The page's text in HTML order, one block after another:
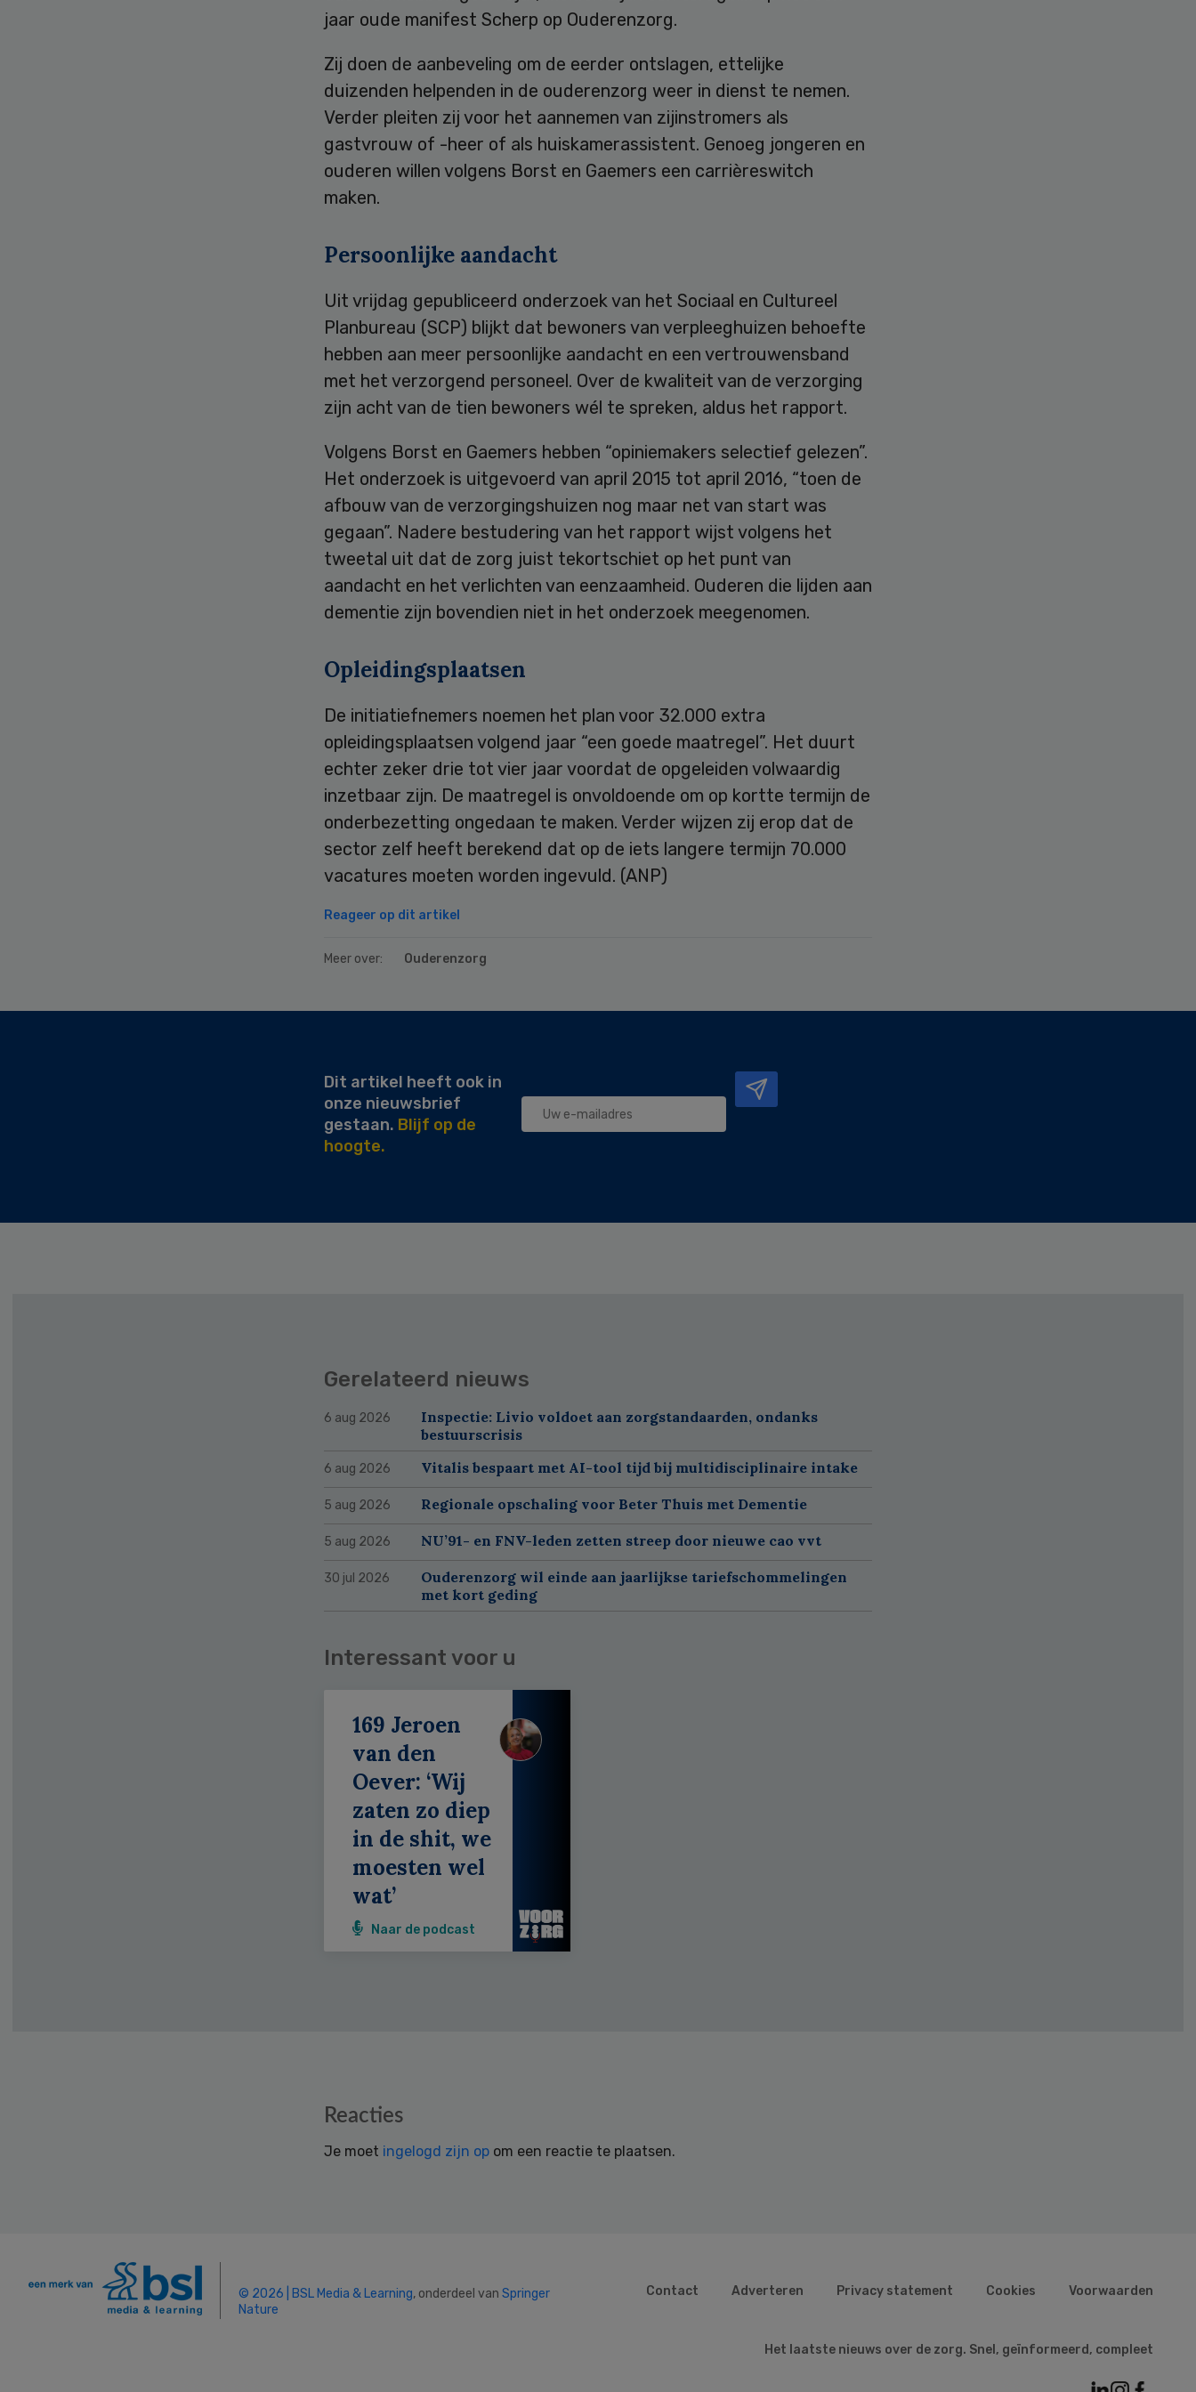
jaar oude manifest Scherp op Ouderenzorg.
Zij doen de aanbeveling om de eerder ontslagen, ettelijke
duizenden helpenden in de ouderenzorg weer in dienst te nemen.
Verder pleiten zij voor het aannemen van zijinstromers als
gastvrouw of -heer of als huiskamerassistent. Genoeg jongeren en
ouderen willen volgens Borst en Gaemers een carrièreswitch
maken.
Persoonlijke aandacht
Uit vrijdag gepubliceerd onderzoek van het Sociaal en Cultureel
Planbureau (SCP) blijkt dat bewoners van verpleeghuizen behoefte
hebben aan meer persoonlijke aandacht en een vertrouwensband
met het verzorgend personeel. Over de kwaliteit van de verzorging
zijn acht van de tien bewoners wél te spreken, aldus het rapport.
Volgens Borst en Gaemers hebben “opiniemakers selectief gelezen”.
Het onderzoek is uitgevoerd van april 2015 tot april 2016, “toen de
afbouw van de verzorgingshuizen nog maar net van start was
gegaan”. Nadere bestudering van het rapport wijst volgens het
tweetal uit dat de zorg juist tekortschiet op het punt van
aandacht en het verlichten van eenzaamheid. Ouderen die lijden aan
dementie zijn bovendien niet in het onderzoek meegenomen.
Opleidingsplaatsen
De initiatiefnemers noemen het plan voor 32.000 extra
opleidingsplaatsen volgend jaar “een goede maatregel”. Het duurt
echter zeker drie tot vier jaar voordat de opgeleiden volwaardig
inzetbaar zijn. De maatregel is onvoldoende om op kortte termijn de
onderbezetting ongedaan te maken. Verder wijzen zij erop dat de
sector zelf heeft berekend dat op de iets langere termijn 70.000
vacatures moeten worden ingevuld. (ANP)
Reageer op dit artikel
Meer over: Ouderenzorg
Dit artikel heeft ook in
onze nieuwsbrief
gestaan. Blijf op de
hoogte.
Gerelateerd nieuws
6 aug 2026
Inspectie: Livio voldoet aan zorgstandaarden, ondanks
bestuurscrisis
6 aug 2026 Vitalis bespaart met AI-tool tijd bij multidisciplinaire intake
5 aug 2026 Regionale opschaling voor Beter Thuis met Dementie
5 aug 2026 NU’91- en FNV-leden zetten streep door nieuwe cao vvt
30 jul 2026
Ouderenzorg wil einde aan jaarlijkse tariefschommelingen
met kort geding
Interessant voor u
169 Jeroen
van den
Oever: ‘Wij
zaten zo diep
in de shit, we
moesten wel
wat’
Naar de podcast
Reacties
Je moet ingelogd zijn op om een reactie te plaatsen.
© 2026 | BSL Media & Learning, onderdeel van Springer
Nature
Contact Adverteren Privacy statement Cookies Voorwaarden
Het laatste nieuws over de zorg. Snel, geïnformeerd, compleet